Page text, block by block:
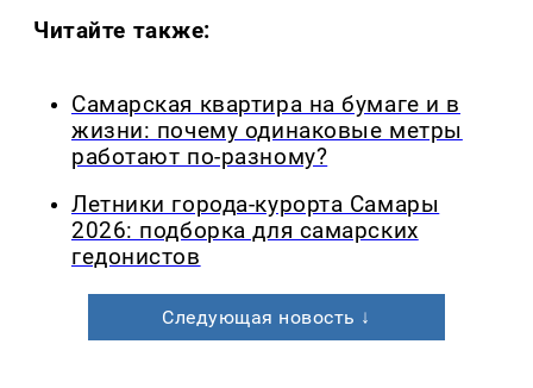
Читайте также:
Самарская квартира на бумаге и в
жизни: почему одинаковые метры
работают по-разному?
Летники города-курорта Самары
2026: подборка для самарских
гедонистов
Следующая новость ↓